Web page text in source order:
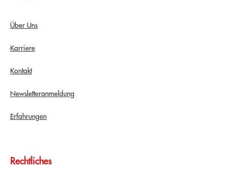
Über Uns
Karriere
Kontakt
Newsletteranmeldung
Erfahrungen
Rechtliches